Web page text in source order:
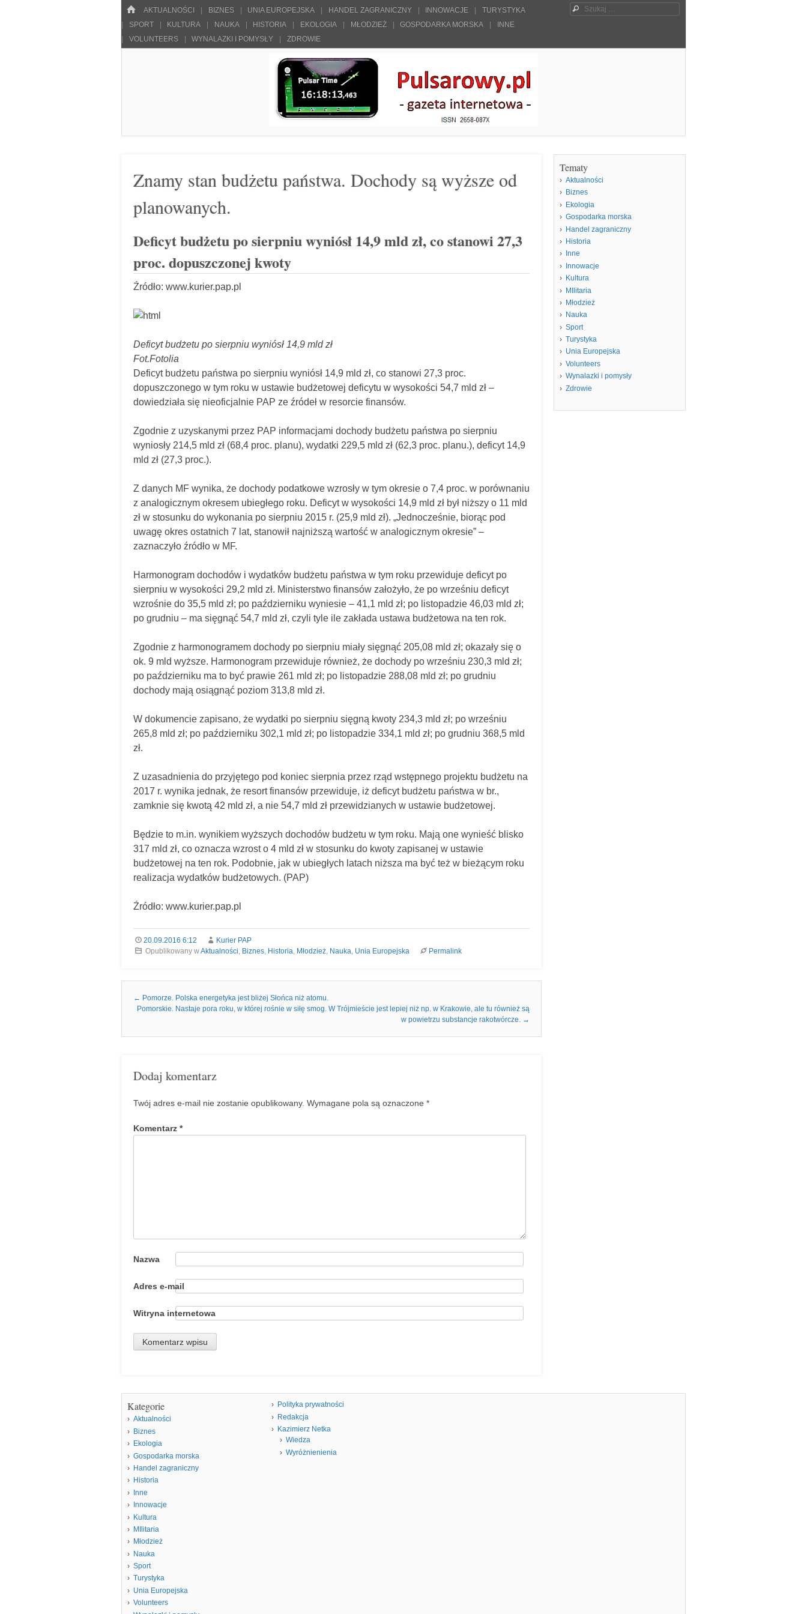
HOME
Menu
SKOCZ DO TREŚCI
AKTUALNOŚCI BIZNES UNIA EUROPEJSKA HANDEL ZAGRANICZNY INNOWACJE
TURYSTYKA
SPORT
KULTURA NAUKA HISTORIA EKOLOGIA MŁODZIEŻ GOSPODARKA MORSKA
INNE
VOLUNTEERS
WYNALAZKI I POMYSŁY ZDROWIE
Szukaj
Znamy stan budżetu państwa. Dochody są wyższe od
planowanych.
Deficyt budżetu po sierpniu wyniósł 14,9 mld zł, co stanowi 27,3
proc. dopuszczonej kwoty
Źródło: www.kurier.pap.pl
Deficyt budżetu po sierpniu wyniósł 14,9 mld zł
Fot.Fotolia
Deficyt budżetu państwa po sierpniu wyniósł 14,9 mld zł, co stanowi 27,3 proc.
dopuszczonego w tym roku w ustawie budżetowej deficytu w wysokości 54,7 mld zł –
dowiedziała się nieoficjalnie PAP ze źródeł w resorcie finansów.
Zgodnie z uzyskanymi przez PAP informacjami dochody budżetu państwa po sierpniu
wyniosły 214,5 mld zł (68,4 proc. planu), wydatki 229,5 mld zł (62,3 proc. planu.), deficyt 14,9
mld zł (27,3 proc.).
Z danych MF wynika, że dochody podatkowe wzrosły w tym okresie o 7,4 proc. w porównaniu
z analogicznym okresem ubiegłego roku. Deficyt w wysokości 14,9 mld zł był niższy o 11 mld
zł w stosunku do wykonania po sierpniu 2015 r. (25,9 mld zł). „Jednocześnie, biorąc pod
uwagę okres ostatnich 7 lat, stanowił najniższą wartość w analogicznym okresie” –
zaznaczyło źródło w MF.
Harmonogram dochodów i wydatków budżetu państwa w tym roku przewiduje deficyt po
sierpniu w wysokości 29,2 mld zł. Ministerstwo finansów założyło, że po wrześniu deficyt
wzrośnie do 35,5 mld zł; po październiku wyniesie – 41,1 mld zł; po listopadzie 46,03 mld zł;
po grudniu – ma sięgnąć 54,7 mld zł, czyli tyle ile zakłada ustawa budżetowa na ten rok.
Zgodnie z harmonogramem dochody po sierpniu miały sięgnąć 205,08 mld zł; okazały się o
ok. 9 mld wyższe. Harmonogram przewiduje również, że dochody po wrześniu 230,3 mld zł;
po październiku ma to być prawie 261 mld zł; po listopadzie 288,08 mld zł; po grudniu
dochody mają osiągnąć poziom 313,8 mld zł.
W dokumencie zapisano, że wydatki po sierpniu sięgną kwoty 234,3 mld zł; po wrześniu
265,8 mld zł; po październiku 302,1 mld zł; po listopadzie 334,1 mld zł; po grudniu 368,5 mld
zł.
Z uzasadnienia do przyjętego pod koniec sierpnia przez rząd wstępnego projektu budżetu na
2017 r. wynika jednak, że resort finansów przewiduje, iż deficyt budżetu państwa w br.,
zamknie się kwotą 42 mld zł, a nie 54,7 mld zł przewidzianych w ustawie budżetowej.
Będzie to m.in. wynikiem wyższych dochodów budżetu w tym roku. Mają one wynieść blisko
317 mld zł, co oznacza wzrost o 4 mld zł w stosunku do kwoty zapisanej w ustawie
budżetowej na ten rok. Podobnie, jak w ubiegłych latach niższa ma być też w bieżącym roku
realizacja wydatków budżetowych. (PAP)
Źródło: www.kurier.pap.pl
20.09.2016 6:12
Kurier PAP
Opublikowany wAktualności, Biznes, Historia, Młodzież, Nauka, Unia Europejska Permalink
Nawigacja we wpisach
← Pomorze. Polska energetyka jest bliżej Słońca niż atomu.
Pomorskie. Nastaje pora roku, w której rośnie w siłę smog. W Trójmieście jest lepiej niż np. w Krakowie, ale tu również są
w powietrzu substancje rakotwórcze. →
Dodaj komentarz
Twój adres e-mail nie zostanie opublikowany. Wymagane pola są oznaczone *
Komentarz *
Nazwa
Adres e-mail
Witryna internetowa
Tematy
Aktualności
Biznes
Ekologia
Gospodarka morska
Handel zagraniczny
Historia
Inne
Innowacje
Kultura
MIlitaria
Młodzież
Nauka
Sport
Turystyka
Unia Europejska
Volunteers
Wynalazki i pomysły
Zdrowie
Kategorie
Aktualności
Biznes
Ekologia
Gospodarka morska
Handel zagraniczny
Historia
Inne
Innowacje
Kultura
MIlitaria
Młodzież
Nauka
Sport
Turystyka
Unia Europejska
Volunteers
Polityka prywatności
Redakcja
Kazimierz Netka
Wiedza
Wyróżnienienia